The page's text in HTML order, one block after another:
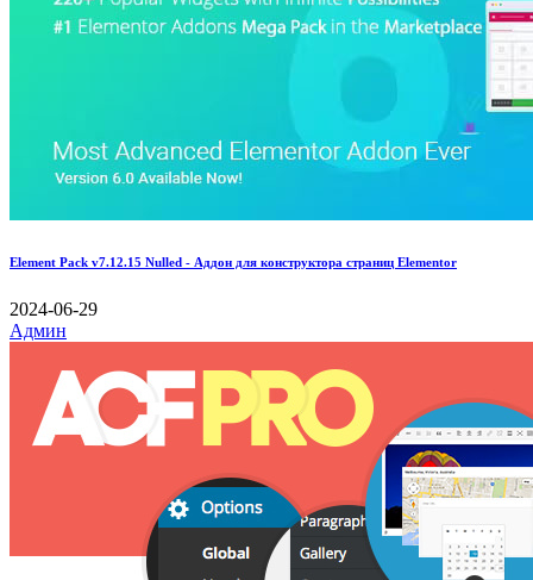
Element Pack v7.12.15 Nulled - Аддон для конструктора страниц Elementor
2024-06-29
Админ